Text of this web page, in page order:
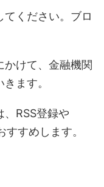
てください。ブロ
かけて、金融機関
ます。
RSS登録や
すめします。